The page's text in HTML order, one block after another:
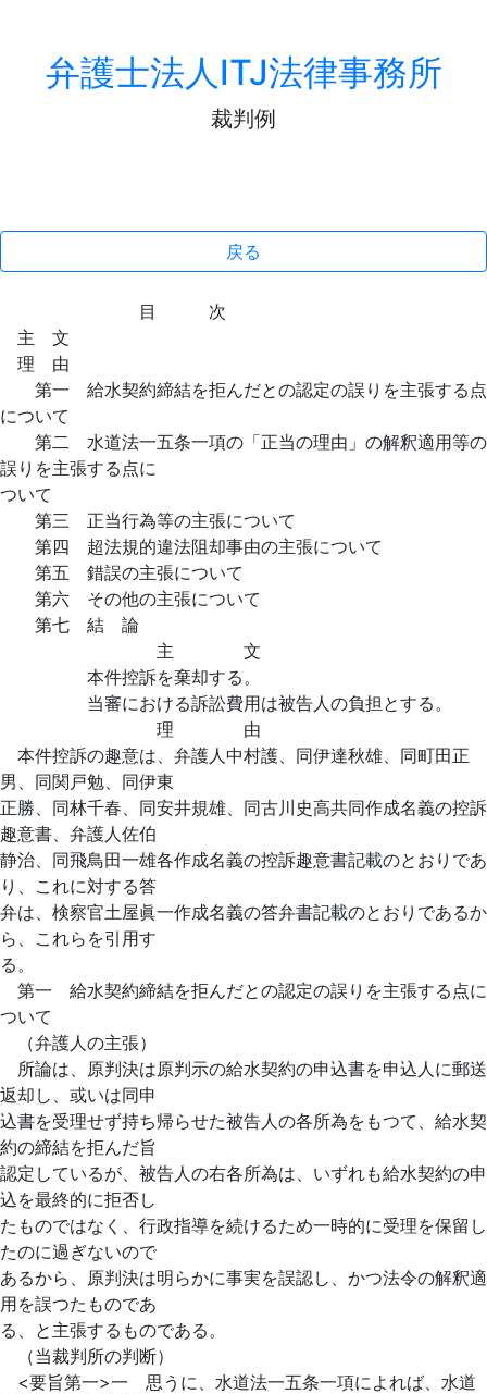
弁護士法人ITJ法律事務所
裁判例
戻る
目 次
主 文
理 由
第一 給水契約締結を拒んだとの認定の誤りを主張する点
について
第二 水道法一五条一項の「正当の理由」の解釈適用等の
誤りを主張する点に
ついて
第三 正当行為等の主張について
第四 超法規的違法阻却事由の主張について
第五 錯誤の主張について
第六 その他の主張について
第七 結 論
主 文
本件控訴を棄却する。
当審における訴訟費用は被告人の負担とする。
理 由
本件控訴の趣意は、弁護人中村護、同伊達秋雄、同町田正
男、同関戸勉、同伊東
正勝、同林千春、同安井規雄、同古川史高共同作成名義の控訴
趣意書、弁護人佐伯
静治、同飛鳥田一雄各作成名義の控訴趣意書記載のとおりであ
り、これに対する答
弁は、検察官土屋眞一作成名義の答弁書記載のとおりであるか
ら、これらを引用す
る。
第一 給水契約締結を拒んだとの認定の誤りを主張する点に
ついて
（弁護人の主張）
所論は、原判決は原判示の給水契約の申込書を申込人に郵送
返却し、或いは同申
込書を受理せず持ち帰らせた被告人の各所為をもつて、給水契
約の締結を拒んだ旨
認定しているが、被告人の右各所為は、いずれも給水契約の申
込を最終的に拒否し
たものではなく、行政指導を続けるため一時的に受理を保留し
たのに過ぎないので
あるから、原判決は明らかに事実を誤認し、かつ法令の解釈適
用を誤つたものであ
る、と主張するものである。
（当裁判所の判断）
<要旨第一>一 思うに、水道法一五条一項によれば、水道